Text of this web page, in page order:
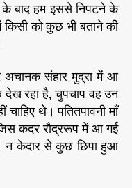
के बाद हम इससे निपटने के
किसी को कुछ भी बताने की
अचानक संहार मुद्रा में आ
देख रहा है, चुपचाप वह उन
थे। पतितपावनी माँ
जिस कदर रौद्ररूप में आ गई
न केदार से कुछ छिपा हुआ